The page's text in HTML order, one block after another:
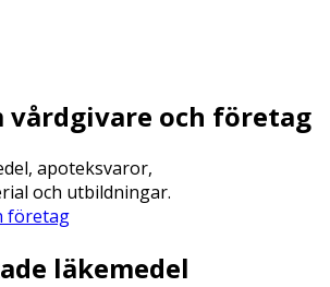
vårdgivare och företag
apoteksvaror,
och utbildningar.
företag
läkemedel